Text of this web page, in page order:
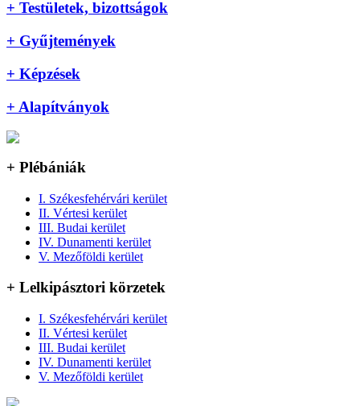
+ Testületek, bizottságok
+ Gyűjtemények
+ Képzések
+ Alapítványok
+ Plébániák
I. Székesfehérvári kerület
II. Vértesi kerület
III. Budai kerület
IV. Dunamenti kerület
V. Mezőföldi kerület
+ Lelkipásztori körzetek
I. Székesfehérvári kerület
II. Vértesi kerület
III. Budai kerület
IV. Dunamenti kerület
V. Mezőföldi kerület